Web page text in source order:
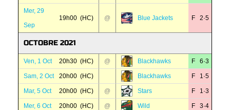
Mer, 29
Sep
19h00 (HC) @ Blue Jackets F 2·5
OCTOBRE 2021
Ven, 1 Oct 20h30 (HC) @ Blackhawks F 6·3
Sam, 2 Oct 20h00 (HC) Blackhawks F 1·5
Mar, 5 Oct 20h00 (HC) @ Stars F 1·3
Mer, 6 Oct 20h00 (HC) @ Wild F 3·4